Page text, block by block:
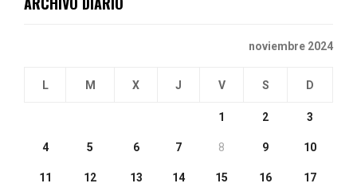
noviembre 2024
L M X J V S D
1 2 3
4 5 6 7 8 9 10
11 12 13 14 15 16 17